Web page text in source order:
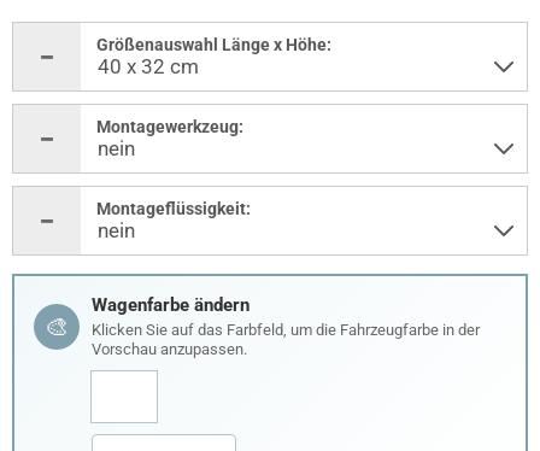
Größenauswahl Länge x Höhe:
Montagewerkzeug:
Montageflüssigkeit:
🎨
Wagenfarbe ändern
Klicken Sie auf das Farbfeld, um die Fahrzeugfarbe in der
Vorschau anzupassen.